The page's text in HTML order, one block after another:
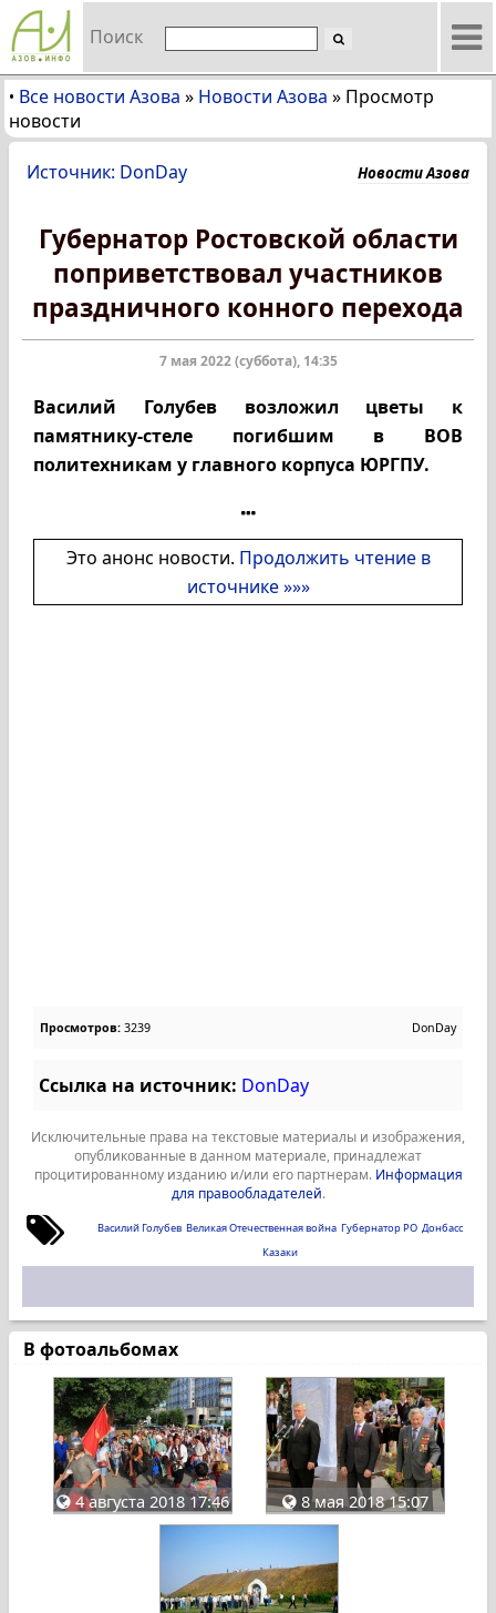
Поиск
• Все новости Азова » Новости Азова » Просмотр
новости
Источник: DonDay Новости Азова
Губернатор Ростовской области
поприветствовал участников
праздничного конного перехода
7 мая 2022 (суббота), 14:35
Василий Голубев возложил цветы к
памятнику-стеле погибшим в ВОВ
политехникам у главного корпуса ЮРГПУ.
Это анонс новости. Продолжить чтение в
источнике »»»
Просмотров: 3239 DonDay
Ссылка на источник: DonDay
Исключительные права на текстовые материалы и изображения,
опубликованные в данном материале, принадлежат
процитированному изданию и/или его партнерам. Информация
для правообладателей.
Василий Голубев Великая Отечественная война Губернатор РО Донбасс
Казаки
В фотоальбомах
4 августа 2018 17:46 8 мая 2018 15:07